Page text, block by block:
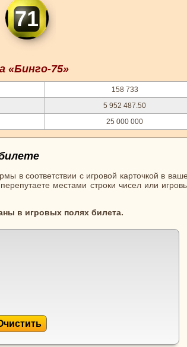
71
«Бинго-75»
158 733
5 952 487.50
25 000 000
в соответствии с игровой карточкой в
местами строки чисел или
в игровых полях билета.